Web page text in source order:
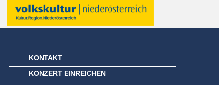
KONTAKT
KONZERT EINREICHEN